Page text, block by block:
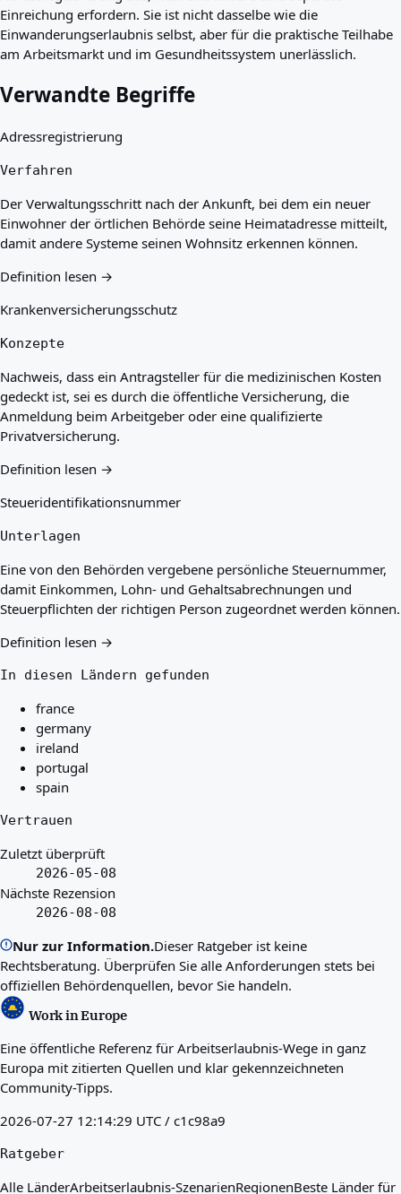
Einreichung erfordern. Sie ist nicht dasselbe wie die
Einwanderungserlaubnis selbst, aber für die praktische Teilhabe
am Arbeitsmarkt und im Gesundheitssystem unerlässlich.
Verwandte Begriffe
Adressregistrierung
Verfahren
Der Verwaltungsschritt nach der Ankunft, bei dem ein neuer
Einwohner der örtlichen Behörde seine Heimatadresse mitteilt,
damit andere Systeme seinen Wohnsitz erkennen können.
Definition lesen →
Krankenversicherungsschutz
Konzepte
Nachweis, dass ein Antragsteller für die medizinischen Kosten
gedeckt ist, sei es durch die öffentliche Versicherung, die
Anmeldung beim Arbeitgeber oder eine qualifizierte
Privatversicherung.
Definition lesen →
Steueridentifikationsnummer
Unterlagen
Eine von den Behörden vergebene persönliche Steuernummer,
damit Einkommen, Lohn- und Gehaltsabrechnungen und
Steuerpflichten der richtigen Person zugeordnet werden können.
Definition lesen →
In diesen Ländern gefunden
france
germany
ireland
portugal
spain
Vertrauen
Zuletzt überprüft
2026-05-08
Nächste Rezension
2026-08-08
Nur zur Information.Dieser Ratgeber ist keine
Rechtsberatung. Überprüfen Sie alle Anforderungen stets bei
offiziellen Behördenquellen, bevor Sie handeln.
Work in Europe
Eine öffentliche Referenz für Arbeitserlaubnis-Wege in ganz
Europa mit zitierten Quellen und klar gekennzeichneten
Community-Tipps.
2026-07-27 12:14:29 UTC / c1c98a9
Ratgeber
Alle LänderArbeitserlaubnis-SzenarienRegionenBeste Länder für